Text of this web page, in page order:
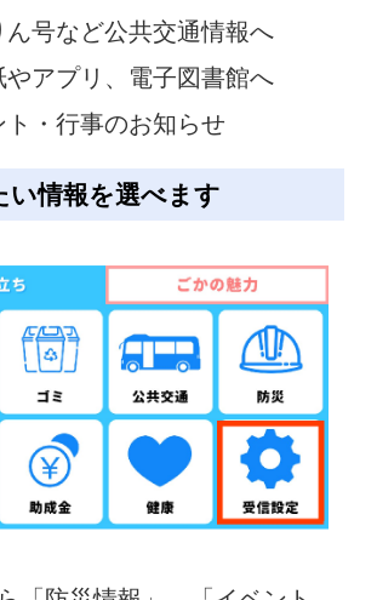
ん号など公共交通情報へ
やアプリ、電子図書館へ
ト・行事のお知らせ
い情報を選べます